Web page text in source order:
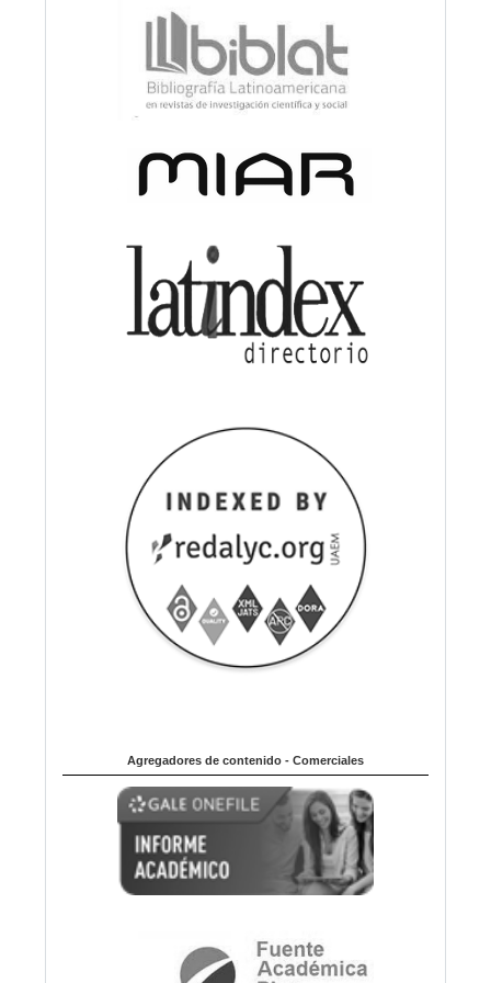
Agregadores de contenido - Comerciales